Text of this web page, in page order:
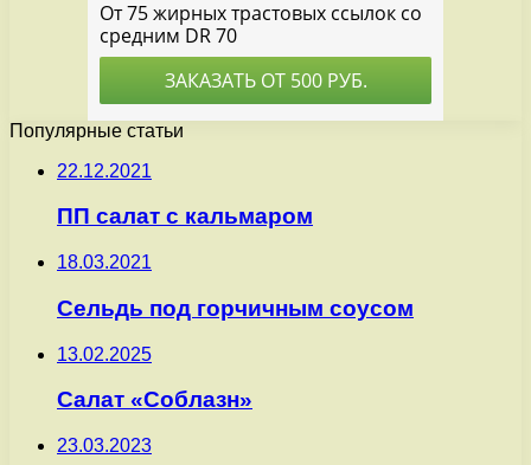
Популярные статьи
22.12.2021
ПП салат с кальмаром
18.03.2021
Сельдь под горчичным соусом
13.02.2025
Салат «Соблазн»
23.03.2023